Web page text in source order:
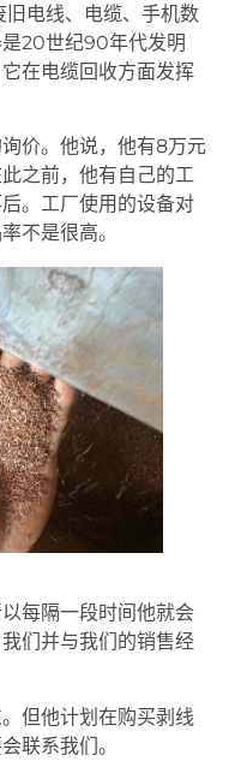
电线、电缆、手机数
20世纪90年代发明
在电缆回收方面发挥
价。他说，他有8万元
之前，他有自己的工
。工厂使用的设备对
不是很高。
每隔一段时间他就会
们并与我们的销售经
但他计划在购买剥线
联系我们。